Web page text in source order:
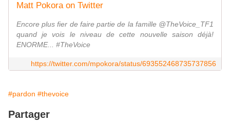
Matt Pokora on Twitter
Encore plus fier de faire partie de la famille @TheVoice_TF1
quand je vois le niveau de cette nouvelle saison déjà!
ENORME... #TheVoice
https://twitter.com/mpokora/status/693552468735737856
#pardon #thevoice
Partager